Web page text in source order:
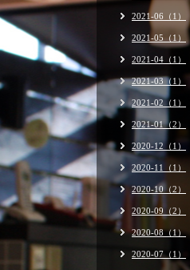
2021-06（1）
2021-05（1）
2021-04（1）
2021-03（1）
2021-02（1）
2021-01（2）
2020-12（1）
2020-11（1）
2020-10（2）
2020-09（2）
2020-08（1）
2020-07（1）